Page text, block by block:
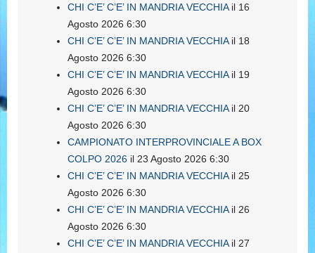
CHI C’E’ C’E’ IN MANDRIA VECCHIAil 16
Agosto 2026 6:30
CHI C’E’ C’E’ IN MANDRIA VECCHIAil 18
Agosto 2026 6:30
CHI C’E’ C’E’ IN MANDRIA VECCHIAil 19
Agosto 2026 6:30
CHI C’E’ C’E’ IN MANDRIA VECCHIAil 20
Agosto 2026 6:30
CAMPIONATO INTERPROVINCIALE A BOX
COLPO 2026 il 23 Agosto 2026 6:30
CHI C’E’ C’E’ IN MANDRIA VECCHIAil 25
Agosto 2026 6:30
CHI C’E’ C’E’ IN MANDRIA VECCHIAil 26
Agosto 2026 6:30
CHI C’E’ C’E’ IN MANDRIA VECCHIAil 27